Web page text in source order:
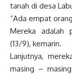
tanah di desa
“Ada empat
Mereka adalah
(13/9), kemarin.
Lanjutnya,
masing –